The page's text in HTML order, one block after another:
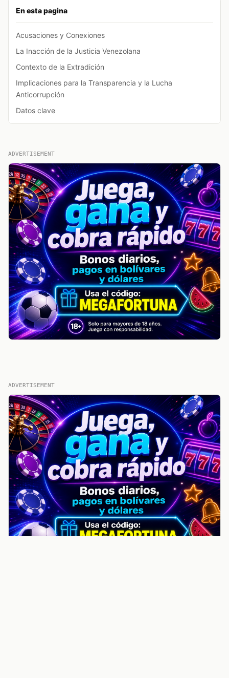
En esta pagina
Acusaciones y Conexiones
La Inacción de la Justicia Venezolana
Contexto de la Extradición
Implicaciones para la Transparencia y la Lucha
Anticorrupción
Datos clave
ADVERTISEMENT
ADVERTISEMENT